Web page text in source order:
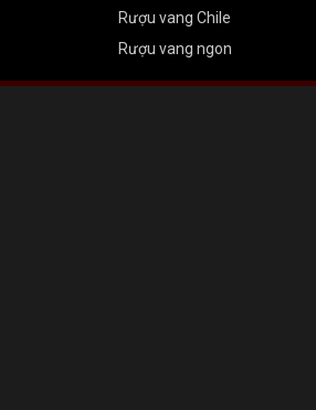
Rượu vang Chile
Rượu vang ngon